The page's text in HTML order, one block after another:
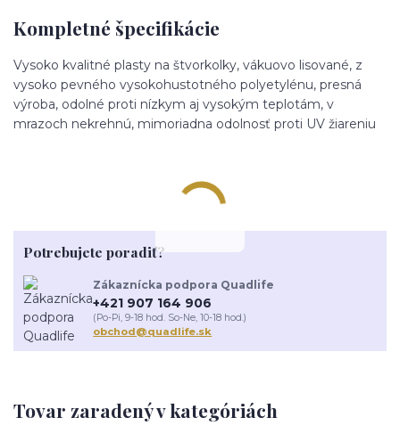
Kompletné špecifikácie
Vysoko kvalitné plasty na štvorkolky, vákuovo lisované, z
vysoko pevného vysokohustotného polyetylénu, presná
výroba, odolné proti nízkym aj vysokým teplotám, v
mrazoch nekrehnú, mimoriadna odolnosť proti UV žiareniu
Tovar zaradený v kategóriách
Potrebujete poradiť?
Zákaznícka podpora Quadlife
+421 907 164 906
(Po-Pi, 9-18 hod. So-Ne, 10-18 hod.)
obchod@quadlife.sk